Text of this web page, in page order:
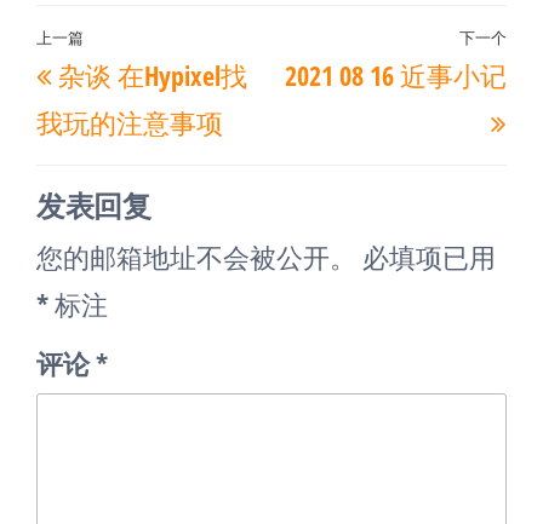
文
章
导
上
一
篇
文
上一篇
杂谈 在Hypixel找
我玩的注意事项
下
下一个
2021 08 16 近事小记
发表回复
您的邮箱地址不会被公开。
必填项已用
*标注
评论*